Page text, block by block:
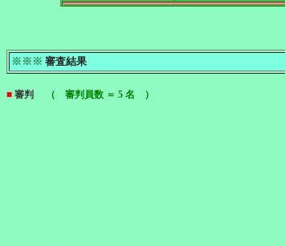
※※※ 審査結果
■ 審判 （ 審判員数 ＝ 5 名 ）